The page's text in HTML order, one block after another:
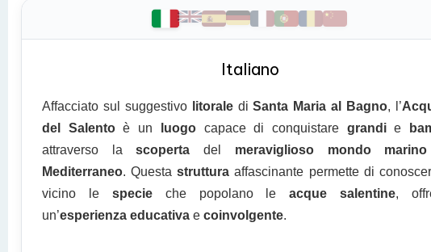
Italiano
Affacciato sul suggestivo litoralediSanta Maria al Bagno, l’
del Salentoè un luogocapace di conquistare grandie
attraverso lascoperta del meraviglioso mondo marino
Mediterraneo. Questastruttura affascinante permette di
vicino le specieche popolano leacque salentine,
un’esperienza educativa e coinvolgente.